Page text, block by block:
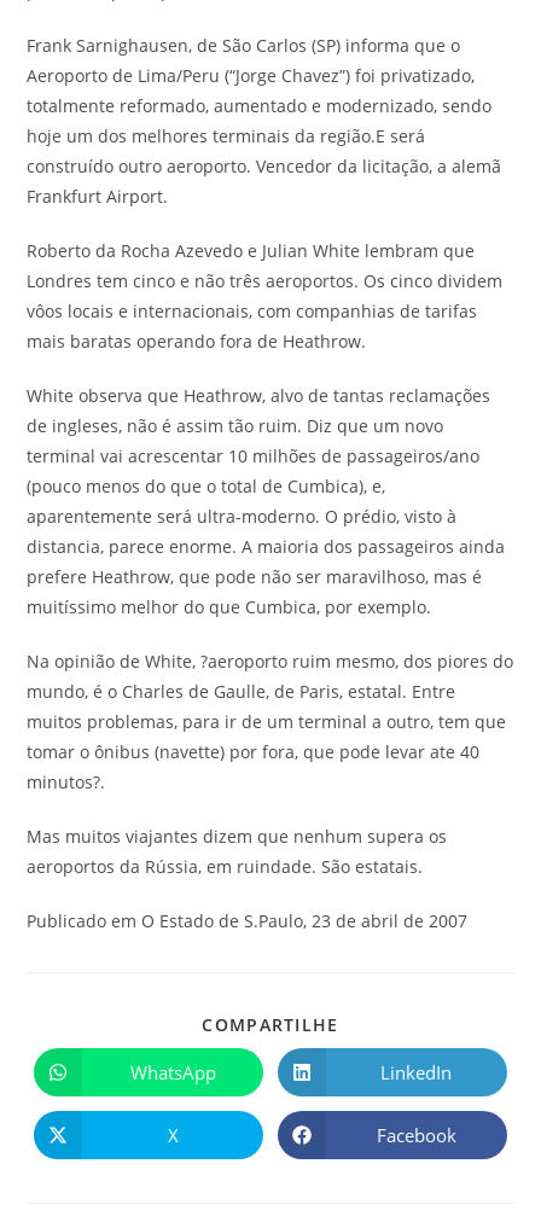
Frank Sarnighausen, de São Carlos (SP) informa que o
Aeroporto de Lima/Peru (“Jorge Chavez”) foi privatizado,
totalmente reformado, aumentado e modernizado, sendo
hoje um dos melhores terminais da região.E será
construído outro aeroporto. Vencedor da licitação, a alemã
Frankfurt Airport.
Roberto da Rocha Azevedo e Julian White lembram que
Londres tem cinco e não três aeroportos. Os cinco dividem
vôos locais e internacionais, com companhias de tarifas
mais baratas operando fora de Heathrow.
White observa que Heathrow, alvo de tantas reclamações
de ingleses, não é assim tão ruim. Diz que um novo
terminal vai acrescentar 10 milhões de passageiros/ano
(pouco menos do que o total de Cumbica), e,
aparentemente será ultra-moderno. O prédio, visto à
distancia, parece enorme. A maioria dos passageiros ainda
prefere Heathrow, que pode não ser maravilhoso, mas é
muitíssimo melhor do que Cumbica, por exemplo.
Na opinião de White, ?aeroporto ruim mesmo, dos piores do
mundo, é o Charles de Gaulle, de Paris, estatal. Entre
muitos problemas, para ir de um terminal a outro, tem que
tomar o ônibus (navette) por fora, que pode levar ate 40
minutos?.
Mas muitos viajantes dizem que nenhum supera os
aeroportos da Rússia, em ruindade. São estatais.
Publicado em O Estado de S.Paulo, 23 de abril de 2007
COMPARTILHE
WhatsApp LinkedIn
X Facebook